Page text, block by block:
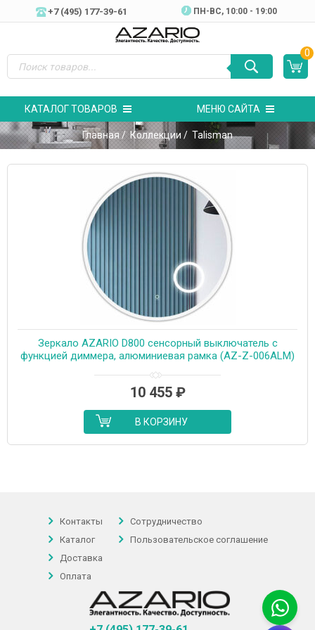
+7 (495) 177-39-61 ПН-ВC, 10:00 - 19:00
0
КАТАЛОГ ТОВАРОВ МЕНЮ САЙТА
Главная / Коллекции / Talisman
Зеркало AZARIO D800 сенсорный выключатель с
функцией диммера, алюминиевая рамка (AZ-Z-006ALM)
10 455 ₽
В КОРЗИНУ
Контакты
Каталог
Доставка
Оплата
Сотрудничество
Пользовательское соглашение